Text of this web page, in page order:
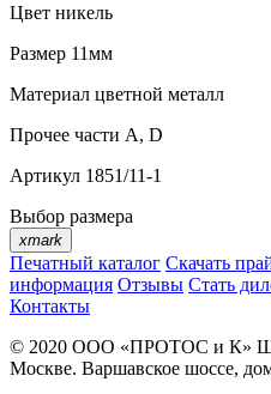
Цвет никель
Размер 11мм
Материал цветной металл
Прочее части А, D
Артикул 1851/11-1
Выбор размера
xmark
Печатный каталог Скачать
информация Отзывы Стать
Контакты
© 2020 ООО «ПРОТОС и К»
Москве. Варшавское шоссе,